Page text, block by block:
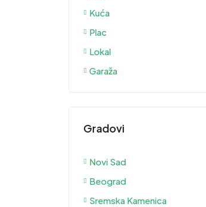
Kuća
Plac
Lokal
Garaža
Gradovi
Novi Sad
Beograd
Sremska Kamenica